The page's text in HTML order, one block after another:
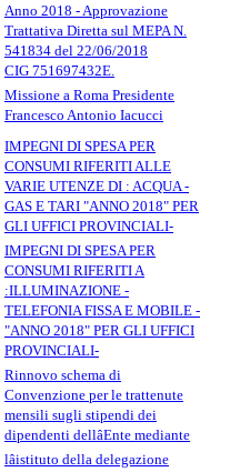
Anno 2018 - Approvazione
Trattativa Diretta sul MEPA N.
541834 del 22/06/2018
CIG 751697432E.
Missione a Roma Presidente
Francesco Antonio Iacucci
IMPEGNI DI SPESA PER
CONSUMI RIFERITI ALLE
VARIE UTENZE DI : ACQUA -
GAS E TARI "ANNO 2018" PER
GLI UFFICI PROVINCIALI-
IMPEGNI DI SPESA PER
CONSUMI RIFERITI A
:ILLUMINAZIONE -
TELEFONIA FISSA E MOBILE -
"ANNO 2018" PER GLI UFFICI
PROVINCIALI-
Rinnovo schema di
Convenzione per le trattenute
mensili sugli stipendi dei
dipendenti dellâEnte mediante
lâistituto della delegazione